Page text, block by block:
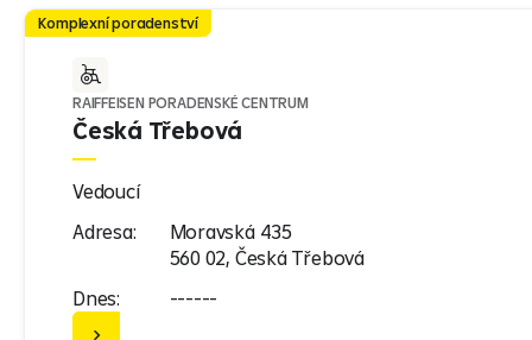
Komplexní poradenství
RAIFFEISEN PORADENSKÉ CENTRUM
Česká Třebová
Vedoucí
Adresa:
Moravská 435
560 02, Česká Třebová
Dnes:
------